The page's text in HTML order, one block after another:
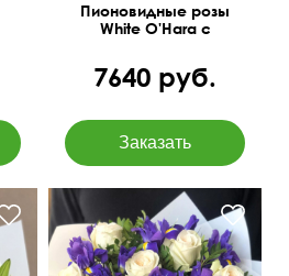
Пионовидные розы
White O'Hara с
7640 руб.